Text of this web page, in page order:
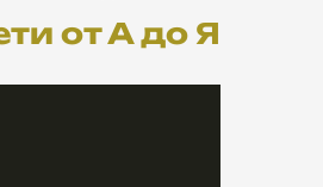
от А до Я